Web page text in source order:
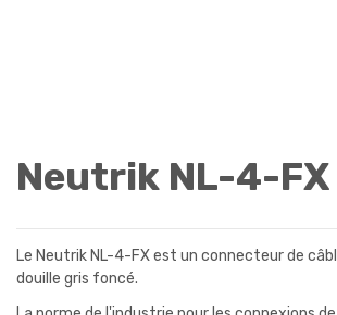
Neutrik NL-4-FX
Le Neutrik NL-4-FX est un connecteur de
douille gris foncé.